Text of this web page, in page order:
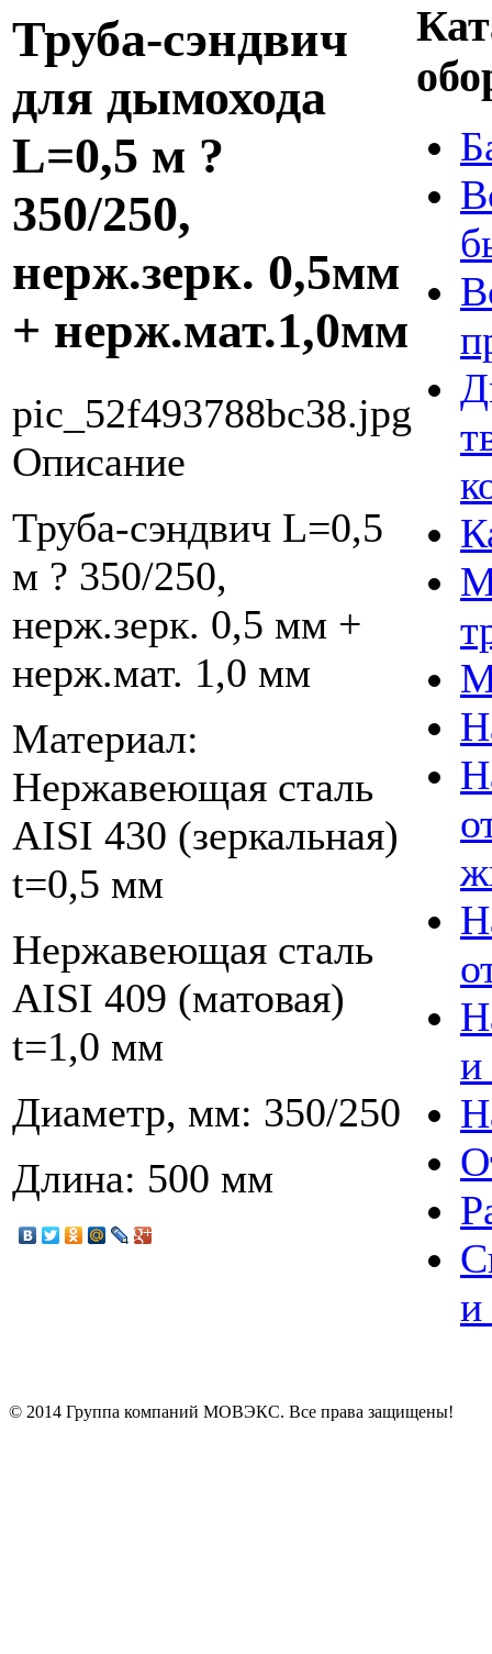
Труба-сэндвич
для дымохода
L=0,5 м ?
350/250,
нерж.зерк. 0,5мм
+ нерж.мат.1,0мм
pic_52f493788bc38.jpg
Описание
Труба-сэндвич L=0,5
м ? 350/250,
нерж.зерк. 0,5 мм +
нерж.мат. 1,0 мм
Материал:
Нержавеющая сталь
AISI 430 (зеркальная)
t=0,5 мм
Нержавеющая сталь
AISI 409 (матовая)
t=1,0 мм
Диаметр, мм: 350/250
Длина: 500 мм
и
и
© 2014 Группа компаний МОВЭКС. Все права защищены!